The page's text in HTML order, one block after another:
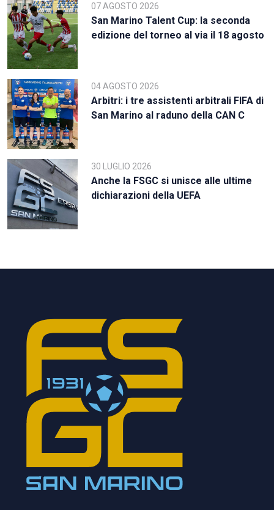
07 AGOSTO 2026
San Marino Talent Cup: la seconda
edizione del torneo al via il 18 agosto
04 AGOSTO 2026
Arbitri: i tre assistenti arbitrali FIFA di
San Marino al raduno della CAN C
30 LUGLIO 2026
Anche la FSGC si unisce alle ultime
dichiarazioni della UEFA